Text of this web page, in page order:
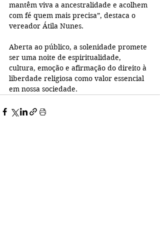
mantêm viva a ancestralidade e acolhem
com fé quem mais precisa”, destaca o
vereador Átila Nunes.
Aberta ao público, a solenidade promete
ser uma noite de espiritualidade,
cultura, emoção e afirmação do direito à
liberdade religiosa como valor essencial
em nossa sociedade.